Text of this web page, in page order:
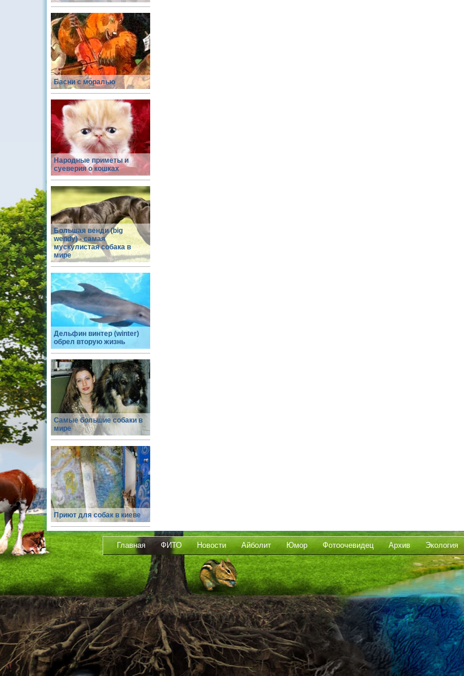
Басни с моралью
Народные приметы и
суеверия о кошках
Большая венди (big
wendy) - самая
мускулистая собака в
мире
Дельфин винтер (winter)
обрел вторую жизнь
Самые большие собаки в
мире
Приют для собак в киеве
Главная ФИТО Новости Айболит Юмор Фотоочевидец Архив Экология